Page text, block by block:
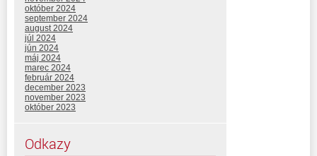
október 2024
september 2024
august 2024
júl 2024
jún 2024
máj 2024
marec 2024
február 2024
december 2023
november 2023
október 2023
Odkazy